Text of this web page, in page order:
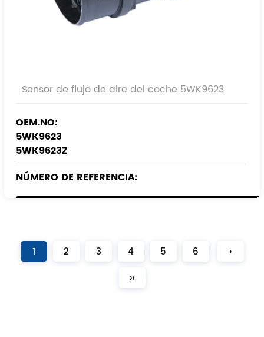
Sensor de flujo de aire del coche 5WK9623
OEM.NO:
5WK9623
5WK9623Z
NÚMERO DE REFERENCIA:
1 2 3 4 5 6
›
››